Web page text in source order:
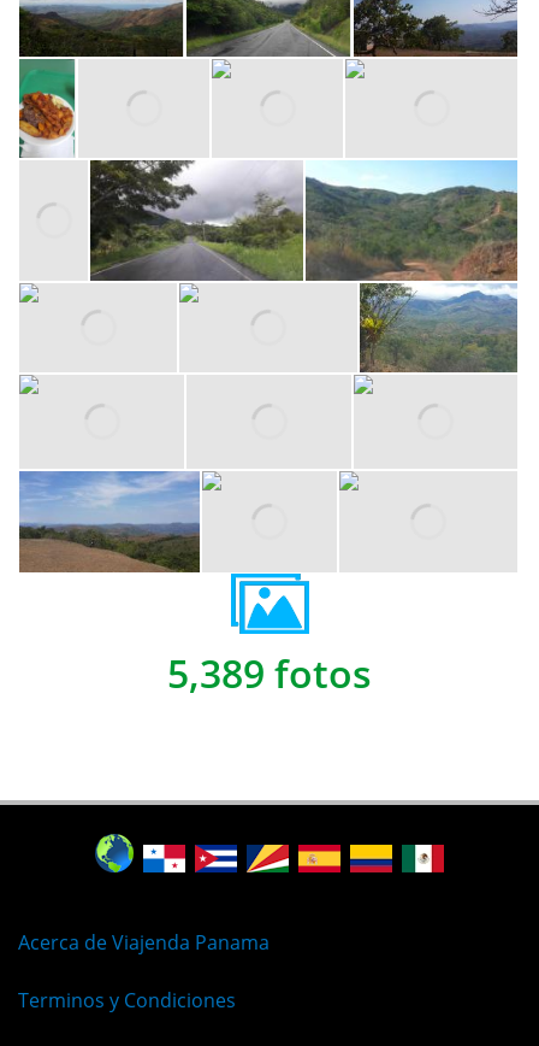
5,389 fotos
Acerca de Viajenda Panama
Terminos y Condiciones